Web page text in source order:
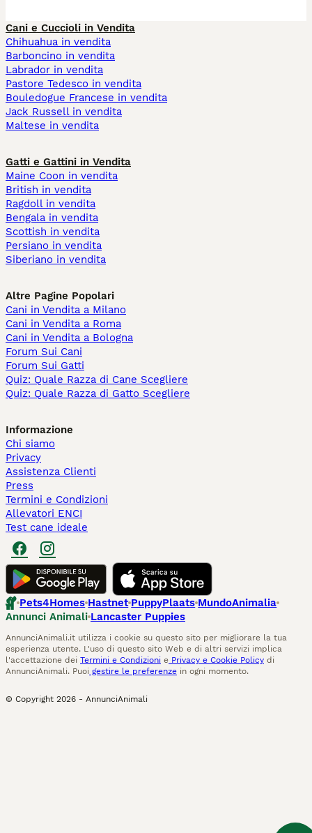
Cani e Cuccioli in Vendita
Chihuahua in vendita
Barboncino in vendita
Labrador in vendita
Pastore Tedesco in vendita
Bouledogue Francese in vendita
Jack Russell in vendita
Maltese in vendita
Gatti e Gattini in Vendita
Maine Coon in vendita
British in vendita
Ragdoll in vendita
Bengala in vendita
Scottish in vendita
Persiano in vendita
Siberiano in vendita
Altre Pagine Popolari
Cani in Vendita a Milano
Cani in Vendita a Roma
Cani in Vendita a Bologna
Forum Sui Cani
Forum Sui Gatti
Quiz: Quale Razza di Cane Scegliere
Quiz: Quale Razza di Gatto Scegliere
Informazione
Chi siamo
Privacy
Assistenza Clienti
Press
Termini e Condizioni
Allevatori ENCI
Test cane ideale
Pets4Homes Hastnet PuppyPlaats MundoAnimalia
Annunci Animali Lancaster Puppies
AnnunciAnimali.it utilizza i cookie su questo sito per migliorare la tua
esperienza utente. L'uso di questo sito Web e di altri servizi implica
l'accettazione dei Termini e Condizioni e Privacy e Cookie Policy di
AnnunciAnimali. Puoi gestire le preferenze in ogni momento.
© Copyright 2026 - AnnunciAnimali